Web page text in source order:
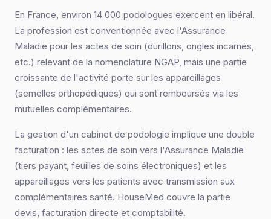
En France, environ 14 000 podologues exercent en libéral.
La profession est conventionnée avec l'Assurance
Maladie pour les actes de soin (durillons, ongles incarnés,
etc.) relevant de la nomenclature NGAP, mais une partie
croissante de l'activité porte sur les appareillages
(semelles orthopédiques) qui sont remboursés via les
mutuelles complémentaires.
La gestion d'un cabinet de podologie implique une double
facturation : les actes de soin vers l'Assurance Maladie
(tiers payant, feuilles de soins électroniques) et les
appareillages vers les patients avec transmission aux
complémentaires santé. HouseMed couvre la partie
devis, facturation directe et comptabilité.